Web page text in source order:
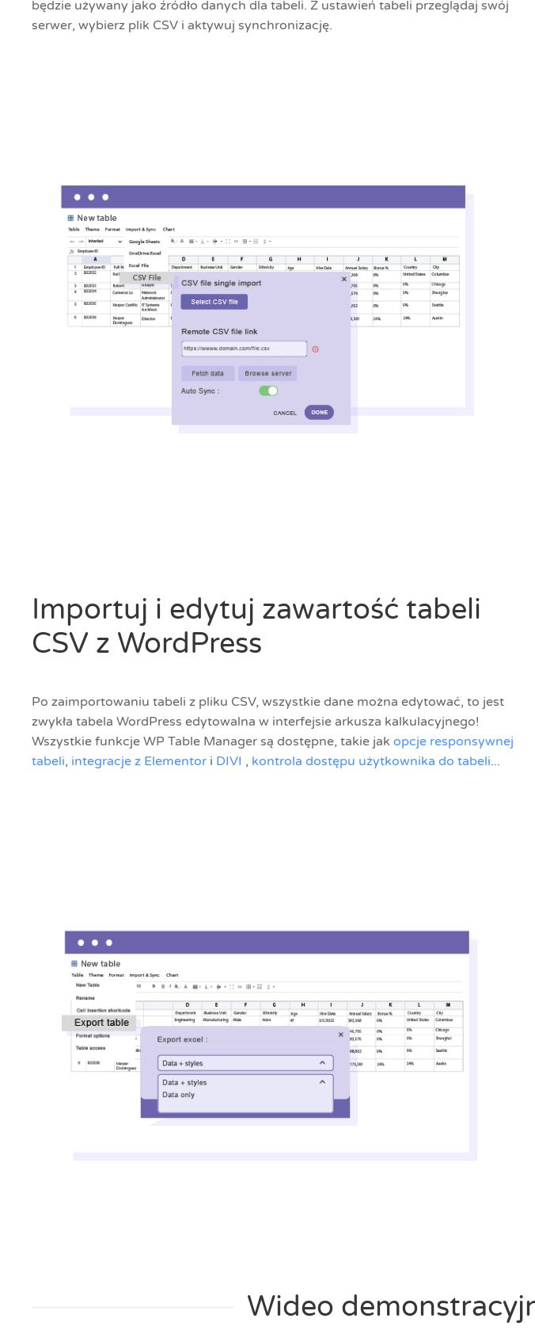
będzie używany jako źródło danych dla tabeli. Z ustawień tabeli przeglądaj swój
serwer, wybierz plik CSV i aktywuj synchronizację.
Importuj i edytuj zawartość tabeli
CSV z WordPress
Po zaimportowaniu tabeli z pliku CSV, wszystkie dane można edytować, to jest
zwykła tabela WordPress edytowalna w interfejsie arkusza kalkulacyjnego!
Wszystkie funkcje WP Table Manager są dostępne, takie jak opcje responsywnej
tabeli, integracje z Elementor i DIVI , kontrola dostępu użytkownika do tabeli...
Wideo